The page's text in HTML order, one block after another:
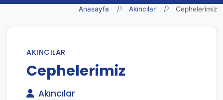
Anasayfa Akıncılar Cephelerimiz
AKINCILAR
Cephelerimiz
Akıncılar